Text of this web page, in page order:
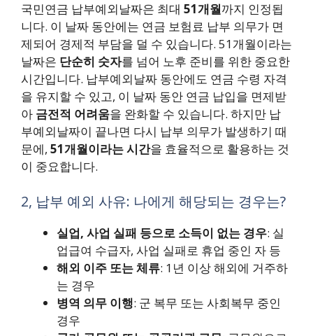
국민연금 납부예외날짜은 최대 51개월까지 인정됩
니다. 이 날짜 동안에는 연금 보험료 납부 의무가 면
제되어 경제적 부담을 덜 수 있습니다. 51개월이라는
날짜은 단순히 숫자를 넘어 노후 준비를 위한 중요한
시간입니다. 납부예외날짜 동안에도 연금 수령 자격
을 유지할 수 있고, 이 날짜 동안 연금 납입을 면제받
아 금전적 어려움을 완화할 수 있습니다. 하지만 납
부예외날짜이 끝나면 다시 납부 의무가 발생하기 때
문에, 51개월이라는 시간을 효율적으로 활용하는 것
이 중요합니다.
2, 납부 예외 사유: 나에게 해당되는 경우는?
실업, 사업 실패 등으로 소득이 없는 경우: 실
업급여 수급자, 사업 실패로 휴업 중인 자 등
해외 이주 또는 체류: 1년 이상 해외에 거주하
는 경우
병역 의무 이행: 군 복무 또는 사회복무 중인
경우